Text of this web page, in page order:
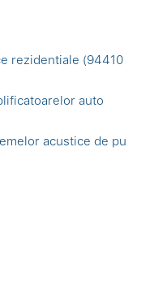
rezidentiale (94410
auto
acustice de pu